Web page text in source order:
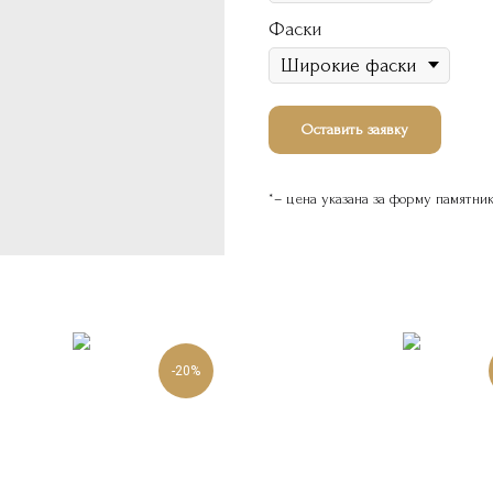
Фаски
Оставить заявку
*– цена указана за форму
-20%